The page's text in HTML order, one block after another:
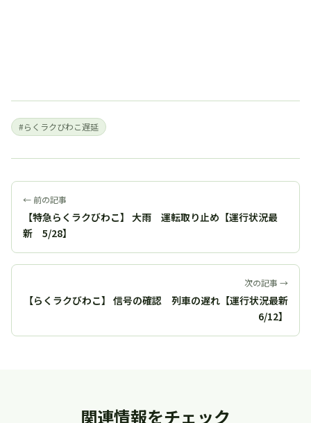
#らくラクびわこ遅延
← 前の記事
【特急らくラクびわこ】 大雨 運転取り止め【運行状況最
新 5/28】
次の記事 →
【らくラクびわこ】 信号の確認 列車の遅れ【運行状況最新
6/12】
関連情報をチェック